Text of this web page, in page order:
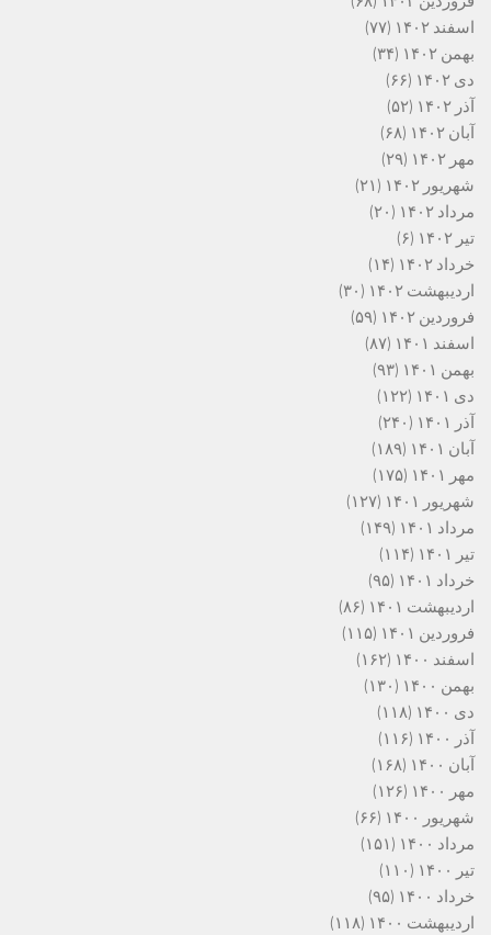
اسفند ۱۴۰۲
(۷۷)
بهمن ۱۴۰۲
(۳۴)
دی ۱۴۰۲
(۶۶)
آذر ۱۴۰۲
(۵۲)
آبان ۱۴۰۲
(۶۸)
مهر ۱۴۰۲
(۲۹)
شهریور ۱۴۰۲
(۲۱)
مرداد ۱۴۰۲
(۲۰)
تیر ۱۴۰۲
(۶)
خرداد ۱۴۰۲
(۱۴)
اردیبهشت ۱۴۰۲
(۳۰)
فروردین ۱۴۰۲
(۵۹)
اسفند ۱۴۰۱
(۸۷)
بهمن ۱۴۰۱
(۹۳)
دی ۱۴۰۱
(۱۲۲)
آذر ۱۴۰۱
(۲۴۰)
آبان ۱۴۰۱
(۱۸۹)
مهر ۱۴۰۱
(۱۷۵)
شهریور ۱۴۰۱
(۱۲۷)
مرداد ۱۴۰۱
(۱۴۹)
تیر ۱۴۰۱
(۱۱۴)
خرداد ۱۴۰۱
(۹۵)
اردیبهشت ۱۴۰۱
(۸۶)
فروردین ۱۴۰۱
(۱۱۵)
اسفند ۱۴۰۰
(۱۶۲)
بهمن ۱۴۰۰
(۱۳۰)
دی ۱۴۰۰
(۱۱۸)
آذر ۱۴۰۰
(۱۱۶)
آبان ۱۴۰۰
(۱۶۸)
مهر ۱۴۰۰
(۱۲۶)
شهریور ۱۴۰۰
(۶۶)
مرداد ۱۴۰۰
(۱۵۱)
تیر ۱۴۰۰
(۱۱۰)
خرداد ۱۴۰۰
(۹۵)
اردیبهشت ۱۴۰۰
(۱۱۸)